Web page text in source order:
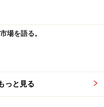
がら、営業利益率が約
た高利益体質を維持して
を維持できる理由は2つ
ていること。同社のよう
いくためは、大手の資金
場を語る。
っと見る